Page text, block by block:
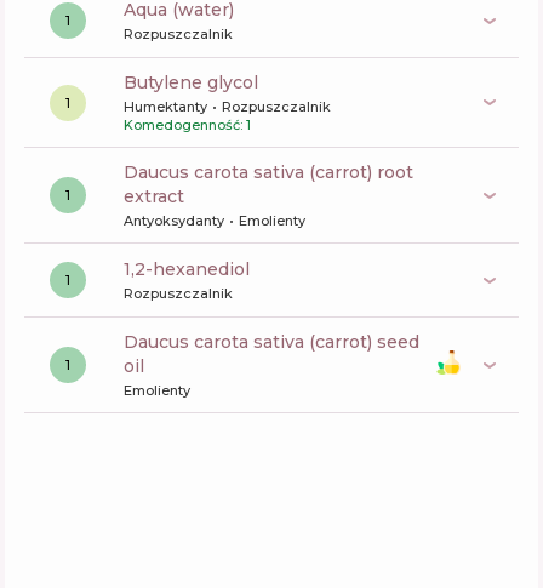
1 aqua (water)
Rozpuszczalnik
1
butylene glycol
Humektanty
Rozpuszczalnik
Komedogenność: 1
1
daucus carota sativa (carrot) root
extract
Antyoksydanty Emolienty
1 1,2-hexanediol
Rozpuszczalnik
1
daucus carota sativa (carrot) seed
oil
Emolienty